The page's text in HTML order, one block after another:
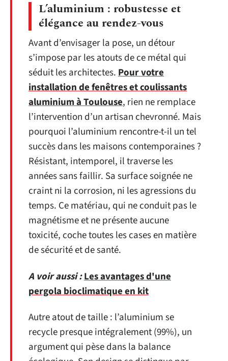
L’aluminium : robustesse et
élégance au rendez-vous
Avant d’envisager la pose, un détour
s’impose par les atouts de ce métal qui
séduit les architectes.Pour votre
installation de fenêtres et coulissants
aluminium à Toulouse, rien ne remplace
l’intervention d’un artisan chevronné. Mais
pourquoi l’aluminium rencontre-t-il un tel
succès dans les maisons contemporaines ?
Résistant, intemporel, il traverse les
années sans faillir. Sa surface soignée ne
craint ni la corrosion, ni les agressions du
temps. Ce matériau, qui ne conduit pas le
magnétisme et ne présente aucune
toxicité, coche toutes les cases en matière
de sécurité et de santé.
A voir aussi :Les avantages d'une
pergola bioclimatique en kit
Autre atout de taille : l’aluminium se
recycle presque intégralement (99%), un
argument qui pèse dans la balance